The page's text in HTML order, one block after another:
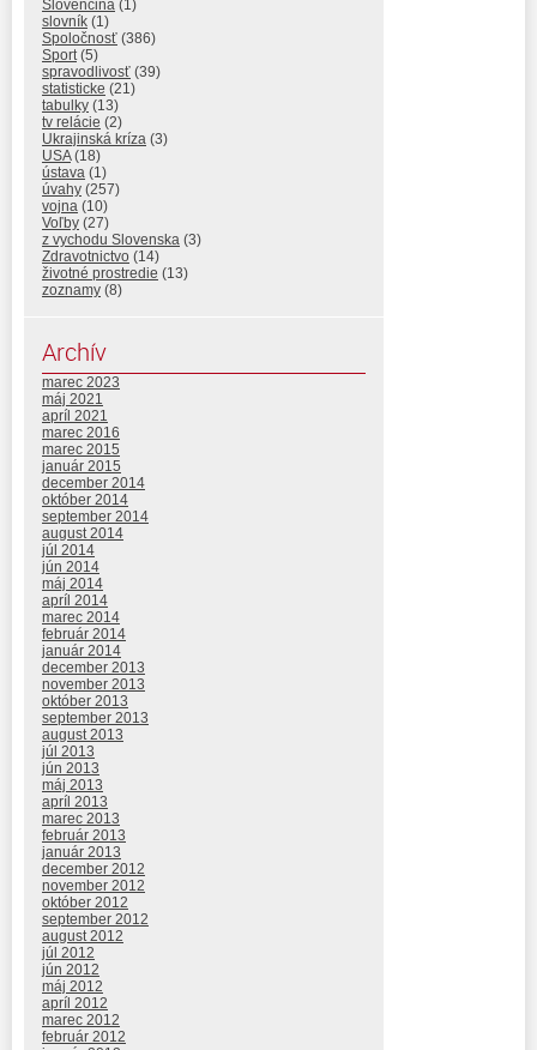
Slovenčina (1)
slovník (1)
Spoločnosť (386)
Sport (5)
spravodlivosť (39)
statisticke (21)
tabulky (13)
tv relácie (2)
Ukrajinská kríza (3)
USA(18)
ústava (1)
úvahy (257)
vojna (10)
Voľby (27)
z vychodu Slovenska (3)
Zdravotnictvo (14)
životné prostredie (13)
zoznamy (8)
Archív
marec 2023
máj 2021
apríl 2021
marec 2016
marec 2015
január 2015
december 2014
október 2014
september 2014
august 2014
júl 2014
jún 2014
máj 2014
apríl 2014
marec 2014
február 2014
január 2014
december 2013
november 2013
október 2013
september 2013
august 2013
júl 2013
jún 2013
máj 2013
apríl 2013
marec 2013
február 2013
január 2013
december 2012
november 2012
október 2012
september 2012
august 2012
júl 2012
jún 2012
máj 2012
apríl 2012
marec 2012
február 2012